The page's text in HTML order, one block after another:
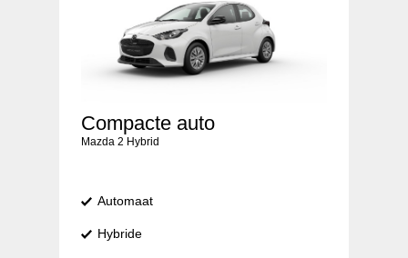
Compacte auto
Mazda 2 Hybrid
Automaat
Hybride